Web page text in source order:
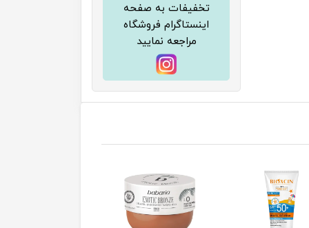
تخفیفات به صفحه
اینستاگرام فروشگاه
مراجعه نمایید